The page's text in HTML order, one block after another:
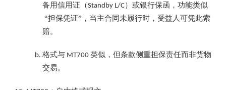
备用信用证（Standby L/C）或银行保函，功能类似
“担保凭证”，当主合同未履行时，受益人可凭此索
赔。
格式与 MT700 类似，但条款侧重担保责任而非货物
交易。